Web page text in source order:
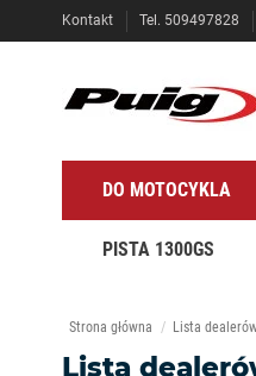
Kontakt Tel. 509497828
DO MOTOCYKLA
PISTA 1300GS
Strona główna Lista
Lista